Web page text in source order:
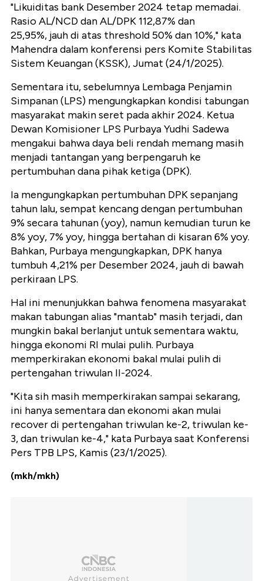
"Likuiditas bank Desember 2024 tetap memadai.
Rasio AL/NCD dan AL/DPK 112,87% dan
25,95%, jauh di atas threshold 50% dan 10%," kata
Mahendra dalam konferensi pers Komite Stabilitas
Sistem Keuangan (KSSK), Jumat (24/1/2025).
Sementara itu, sebelumnya Lembaga Penjamin
Simpanan (LPS) mengungkapkan kondisi tabungan
masyarakat makin seret pada akhir 2024. Ketua
Dewan Komisioner LPS Purbaya Yudhi Sadewa
mengakui bahwa daya beli rendah memang masih
menjadi tantangan yang berpengaruh ke
pertumbuhan dana pihak ketiga (DPK).
Ia mengungkapkan pertumbuhan DPK sepanjang
tahun lalu, sempat kencang dengan pertumbuhan
9% secara tahunan (yoy), namun kemudian turun ke
8% yoy, 7% yoy, hingga bertahan di kisaran 6% yoy.
Bahkan, Purbaya mengungkapkan, DPK hanya
tumbuh 4,21% per Desember 2024, jauh di bawah
perkiraan LPS.
Hal ini menunjukkan bahwa fenomena masyarakat
makan tabungan alias "mantab" masih terjadi, dan
mungkin bakal berlanjut untuk sementara waktu,
hingga ekonomi RI mulai pulih. Purbaya
memperkirakan ekonomi bakal mulai pulih di
pertengahan triwulan II-2024.
"Kita sih masih memperkirakan sampai sekarang,
ini hanya sementara dan ekonomi akan mulai
recover di pertengahan triwulan ke-2, triwulan ke-
3, dan triwulan ke-4," kata Purbaya saat Konferensi
Pers TPB LPS, Kamis (23/1/2025).
(mkh/mkh)